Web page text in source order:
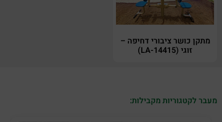
מתקן כושר ציבורי דחיפה –
זוגי (LA-14415)
מעבר לקטגוריות מקבילות: